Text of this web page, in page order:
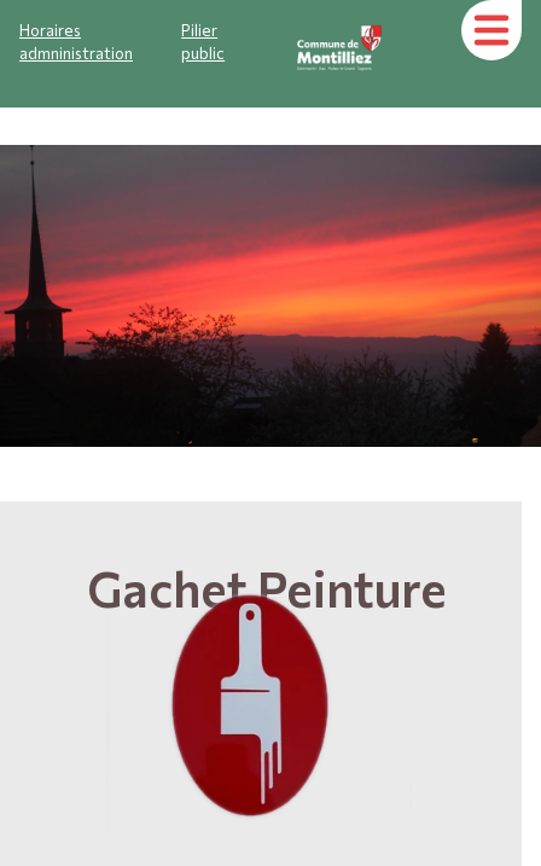
Horaires
admninistration
Pilier
public
Gachet Peinture